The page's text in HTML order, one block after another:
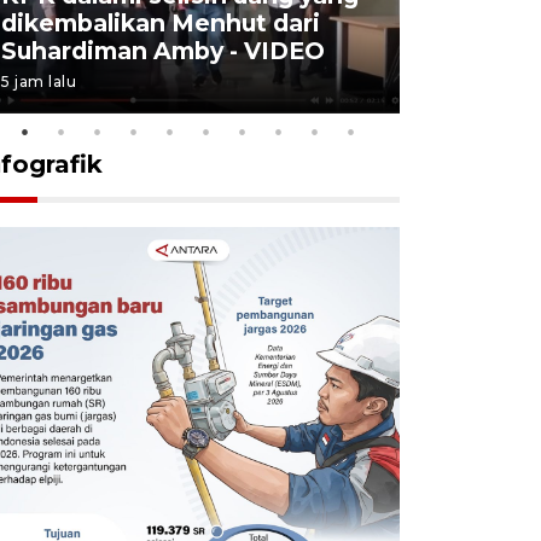
dikembalikan Menhut dari
Suhardiman Amby - VIDEO
5 jam lalu